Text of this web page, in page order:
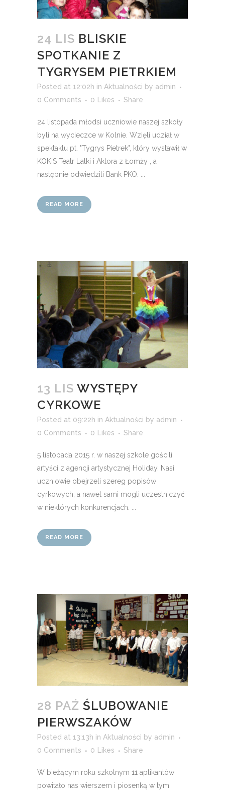
24 LIS BLISKIE
SPOTKANIE Z
TYGRYSEM PIETRKIEM
Posted at 12:02h in Aktualności by admin
0 Comments
0 Likes Share
24 listopada młodsi uczniowie naszej szkoły
byli na wycieczce w Kolnie. Wzięli udział w
spektaklu pt. "Tygrys Pietrek", który wystawił w
KOKiS Teatr Lalki i Aktora z Łomży , a
następnie odwiedzili Bank PKO. ...
READ MORE
13 LIS WYSTĘPY
CYRKOWE
Posted at 09:22h in Aktualności by admin
0 Comments
0 Likes Share
5 listopada 2015 r. w naszej szkole gościli
artyści z agencji artystycznej Holiday. Nasi
uczniowie obejrzeli szereg popisów
cyrkowych, a nawet sami mogli uczestniczyć
w niektórych konkurencjach. ...
READ MORE
28 PAŹ ŚLUBOWANIE
PIERWSZAKÓW
Posted at 13:13h in Aktualności by admin
0 Comments
0 Likes Share
W bieżącym roku szkolnym 11 aplikantów
powitało nas wierszem i piosenką w tym